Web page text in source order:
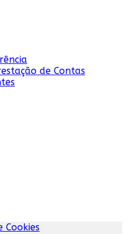
de Contas
Cookies